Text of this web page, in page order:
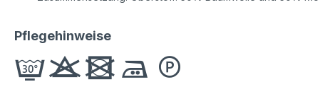
Pflegehinweise